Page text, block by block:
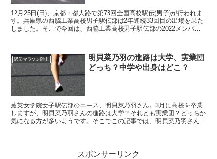
12月25日(日)、京都・都大路で第73回全国高校駅伝(男子)が行われま
す。兵庫県の西脇工業高校男子駅伝部は2年連続33回目の出場を果た
しました。そこで今回は、西脇工業高校男子駅伝部の2022メンバー
駅伝マラソン陸上
明貝菜乃羽の進路は大学、実業団
どっち？中学や出身はどこ？
薫英女学院女子駅伝部のエース、明貝菜乃羽さん。3月に高校を卒業
しますが、明貝菜乃羽さんの進路は大学？それとも実業団？どっちか
気になる方が多いようです。そこでこの記事では、明貝菜乃羽さんの
スポンサーリンク